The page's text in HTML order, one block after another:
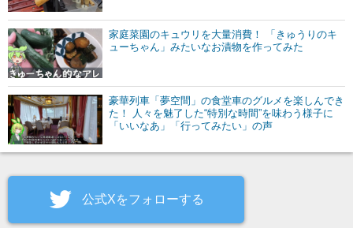
家庭菜園のキュウリを大量消費！ 「きゅうりのキ
ューちゃん」みたいなお漬物を作ってみた
豪華列車「夢空間」の食堂車のグルメを楽しんでき
た！ 人々を魅了した“特別な時間”を味わう様子に
「いいなあ」「行ってみたい」の声
公式Xをフォローする